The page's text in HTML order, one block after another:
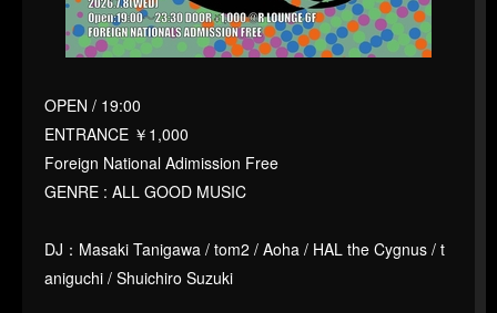
OPEN / 19:00
ENTRANCE ￥1,000
Foreign National Adimission Free
GENRE : ALL GOOD MUSIC
DJ：Masaki Tanigawa / tom2 / Aoha / HAL the Cygnus / t
aniguchi / Shuichiro Suzuki